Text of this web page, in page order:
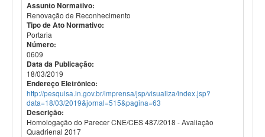
Assunto Normativo:
Renovação de Reconhecimento
Tipo de Ato Normativo:
Portaria
Número:
0609
Data da Publicação:
18/03/2019
Endereço Eletrônico:
http://pesquisa.in.gov.br/imprensa/jsp/visualiza/index.jsp?
data=18/03/2019&jornal=515&pagina=63
Descrição:
Homologação do Parecer CNE/CES 487/2018 - Avaliação
Quadrienal 2017